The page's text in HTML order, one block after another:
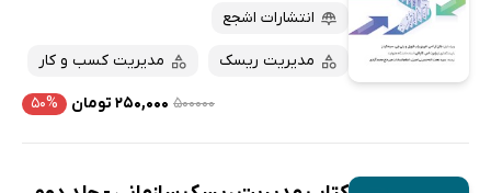
پربحث‌ها
ارزان ترین‌ها
کتاب‌های متنی
انتشارات اشجع
مدیریت ریسک مدیریت کسب و کار
۵۰۰۰۰۰ ۲۵۰,۰۰۰ تومان ۵۰%